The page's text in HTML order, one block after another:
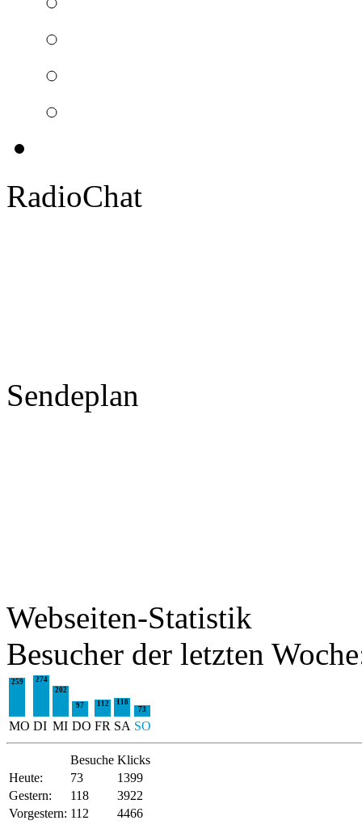
RadioChat
Sendeplan
Webseiten-Statistik
Besucher der letzten
259
274
202
97
112
118
73
MO DI MI DO FR SA SO
Besuche Klicks
Heute:
73
1399
Gestern:
118
3922
Vorgestern: 112 4466